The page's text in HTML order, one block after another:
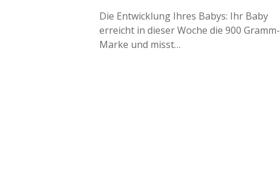
Die Entwicklung Ihres Babys: Ihr Baby
erreicht in dieser Woche die 900 Gramm-
Marke und misst…